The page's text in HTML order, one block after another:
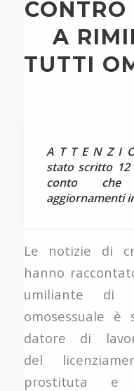
A
TUTTI
A T T E N Z I
stato scritto 12
conto che
aggiornamenti
Le notizie di
hanno
umiliante di
omosessuale
datore di
del
prostituta e